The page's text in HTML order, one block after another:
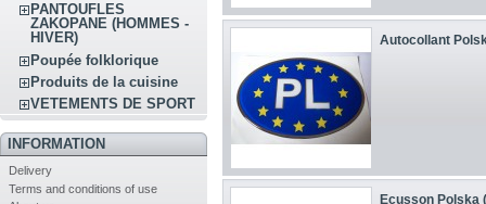
PANTOUFLES
ZAKOPANE (HOMMES -
HIVER)
Poupée folklorique
Produits de la cuisine
VETEMENTS DE SPORT
INFORMATION
Delivery
Terms and conditions of use
Autocollant
Ecusson Polska